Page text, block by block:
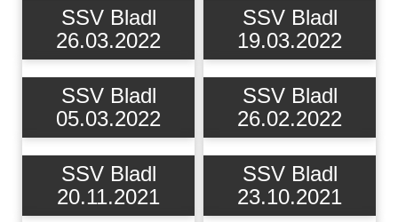
SSV Bladl
26.03.2022
SSV Bladl
19.03.2022
SSV Bladl
05.03.2022
SSV Bladl
26.02.2022
SSV Bladl
20.11.2021
SSV Bladl
23.10.2021